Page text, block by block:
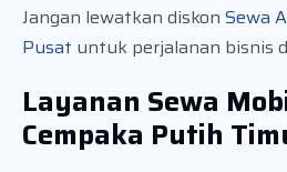
Jangan lewatkan diskon Sewa
Pusat untuk perjalanan bisnis
Layanan Sewa
Cempaka Putih